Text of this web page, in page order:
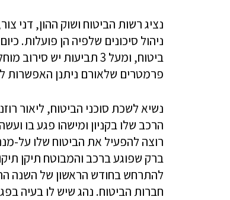
נציג רשות הביטוח ושוק ההון, דני
ניהול סיכונים שלפיה הן פועלות.
ביטוח, ומעל 3 תביעות
פרמטרים שלאורם ניתנן האפשרות
נשיא לשכת סוכני הביטוח, ליאור
הרכב שלו בקניון ומישהו פגע בו
רוצה להפעיל את הביטוח שלו על-
ברק שפוגע ברכב והמבוטח תיקן
להתרחש בחודש הראשון של השנה
חברות הביטוח. נהג שיש לו בעיה